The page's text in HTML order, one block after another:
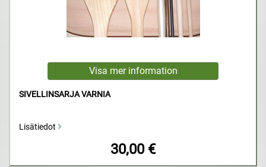
SIVELLINSARJA VARNIA
Lisätiedot
30,00 €